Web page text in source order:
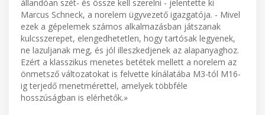
állandóan szét- és össze kell szerelni - jelentette ki
Marcus Schneck, a norelem ügyvezető igazgatója. - Mivel
ezek a gépelemek számos alkalmazásban játszanak
kulcsszerepet, elengedhetetlen, hogy tartósak legyenek,
ne lazuljanak meg, és jól illeszkedjenek az alapanyaghoz.
Ezért a klasszikus menetes betétek mellett a norelem az
önmetsző változatokat is felvette kínálatába M3-tól M16-
ig terjedő menetmérettel, amelyek többféle
hosszúságban is elérhetők.»